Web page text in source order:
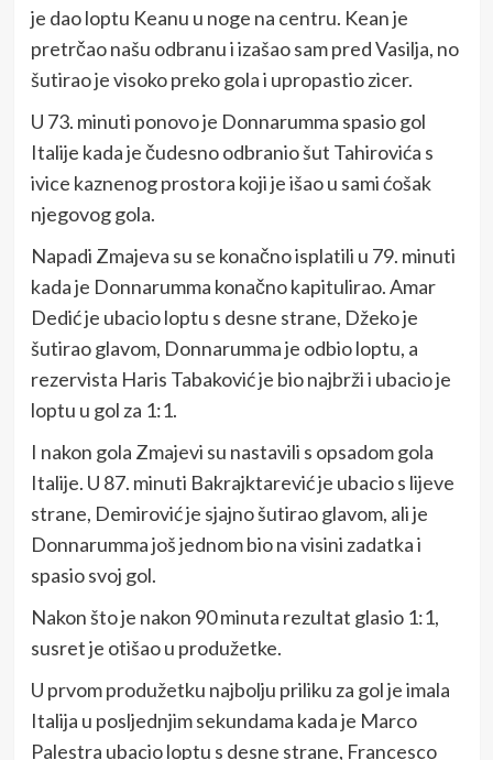
je dao loptu Keanu u noge na centru. Kean je
pretrčao našu odbranu i izašao sam pred Vasilja, no
šutirao je visoko preko gola i upropastio zicer.
U 73. minuti ponovo je Donnarumma spasio gol
Italije kada je čudesno odbranio šut Tahirovića s
ivice kaznenog prostora koji je išao u sami ćošak
njegovog gola.
Napadi Zmajeva su se konačno isplatili u 79. minuti
kada je Donnarumma konačno kapitulirao. Amar
Dedić je ubacio loptu s desne strane, Džeko je
šutirao glavom, Donnarumma je odbio loptu, a
rezervista Haris Tabaković je bio najbrži i ubacio je
loptu u gol za 1:1.
I nakon gola Zmajevi su nastavili s opsadom gola
Italije. U 87. minuti Bakrajktarević je ubacio s lijeve
strane, Demirović je sjajno šutirao glavom, ali je
Donnarumma još jednom bio na visini zadatka i
spasio svoj gol.
Nakon što je nakon 90 minuta rezultat glasio 1:1,
susret je otišao u produžetke.
U prvom produžetku najbolju priliku za gol je imala
Italija u posljednjim sekundama kada je Marco
Palestra ubacio loptu s desne strane, Francesco